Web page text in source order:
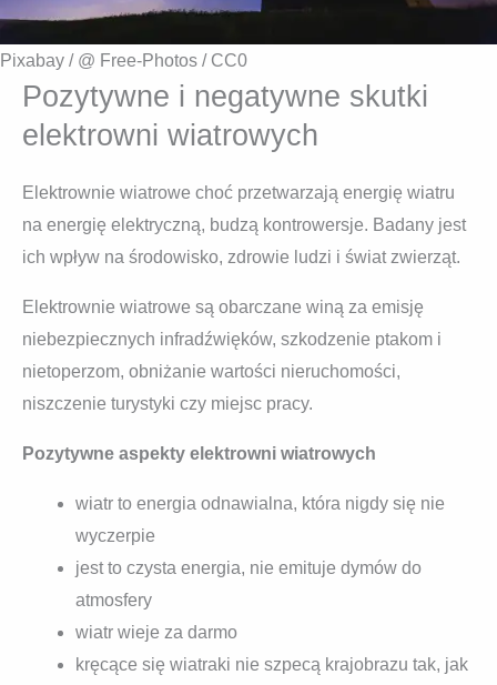
Pixabay / @ Free-Photos / CC0
Pozytywne i negatywne skutki
elektrowni wiatrowych
Elektrownie wiatrowe choć przetwarzają energię wiatru
na energię elektryczną, budzą kontrowersje. Badany jest
ich wpływ na środowisko, zdrowie ludzi i świat zwierząt.
Elektrownie wiatrowe są obarczane winą za emisję
niebezpiecznych infradźwięków, szkodzenie ptakom i
nietoperzom, obniżanie wartości nieruchomości,
niszczenie turystyki czy miejsc pracy.
Pozytywne aspekty elektrowni wiatrowych
wiatr to energia odnawialna, która nigdy się nie
wyczerpie
jest to czysta energia, nie emituje dymów do
atmosfery
wiatr wieje za darmo
kręcące się wiatraki nie szpecą krajobrazu tak, jak